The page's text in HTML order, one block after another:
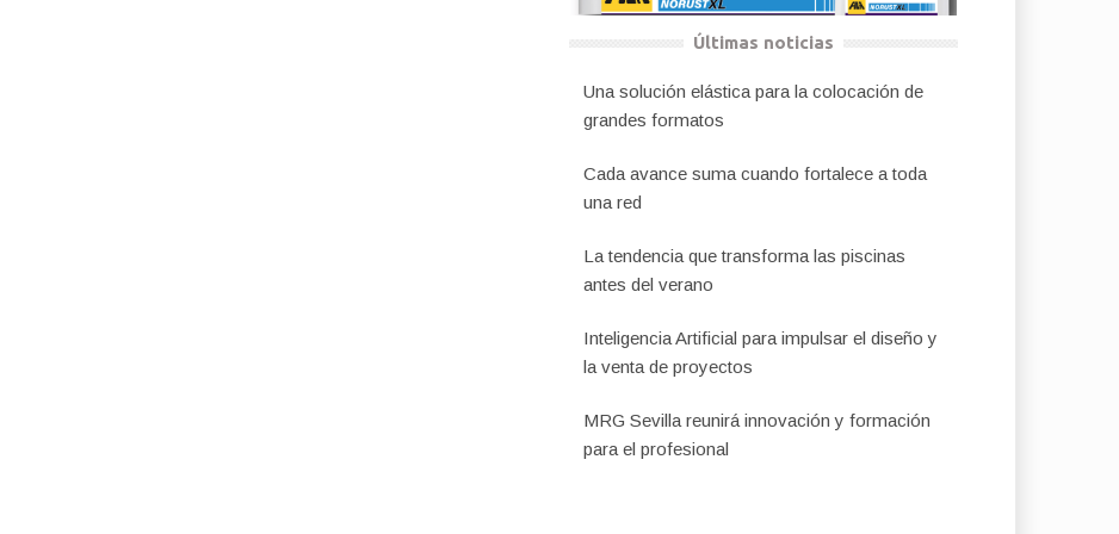
Últimas noticias
Una solución elástica para la colocación de
grandes formatos
Cada avance suma cuando fortalece a toda
una red
La tendencia que transforma las piscinas
antes del verano
Inteligencia Artificial para impulsar el diseño y
la venta de proyectos
MRG Sevilla reunirá innovación y formación
para el profesional